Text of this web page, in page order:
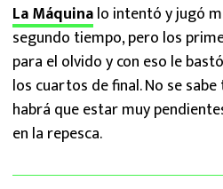
La Máquinalo intentó y jugó
segundo tiempo, pero los
para el olvido y con eso le
los cuartos de final. No se
habrá que estar muy
en la repesca.